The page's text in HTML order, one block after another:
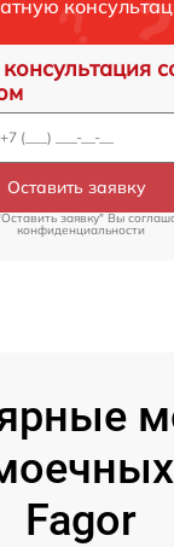
Оставить заявку
заявку" Вы
конфиденциальности
Fagor